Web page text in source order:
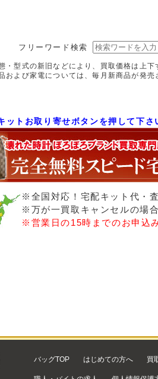
フリーワード検索
・型式の新旧などにより、買取価格は上下
および家電については、毎月新商品が発売
ットお取り寄せボタンを押して下さ
※全国対応！宅配キット代・
※万が一買取キャンセルの場
※営業日の15時までのお申込
バッグTOP はじめての方へ 買